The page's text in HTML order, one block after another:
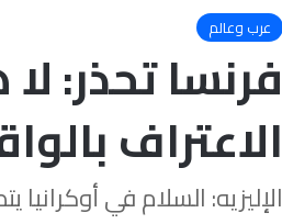
عرب وعالم
فرنسا تحذر:
الاعتراف
الإليزيه: السلام في